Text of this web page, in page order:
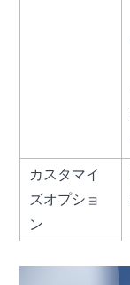
カスタマイ
ズオプショ
ン